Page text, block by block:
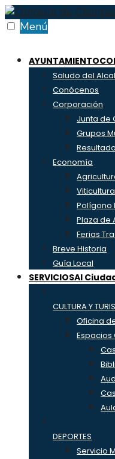
Skip
to Menú
AYUNTAMIENTO
Saludo del
Conócenos
Corporación
Junta de
Grupos
Economía
Viticultura
Polígono
Plaza de
Ferias
Breve Historia
Guía Local
SERVICIOSAl
CULTURA Y
Oficina
Espacios
DEPORTES
Servicio